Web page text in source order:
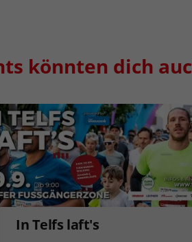
könnten dich
In Telfs laft's